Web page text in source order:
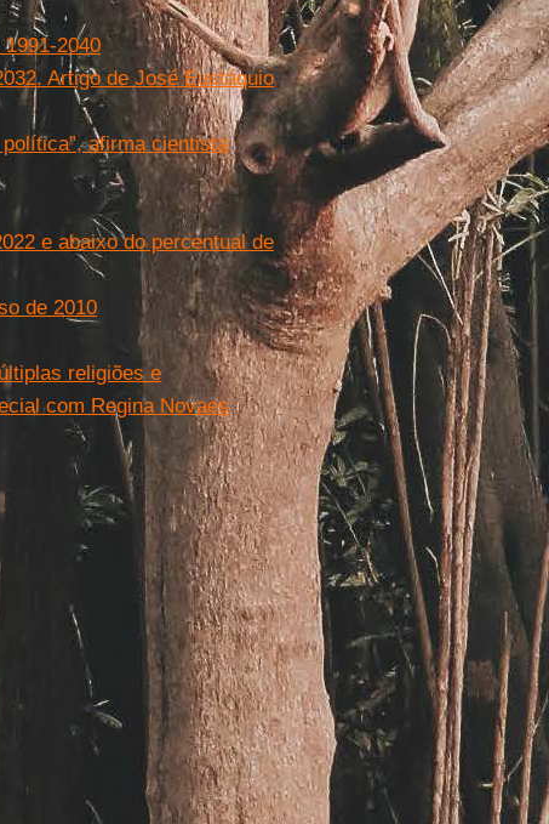
2040
Artigo de José Eustáquio
afirma cientista
e abaixo do percentual de
de 2010
religiões e
com Regina Novaes